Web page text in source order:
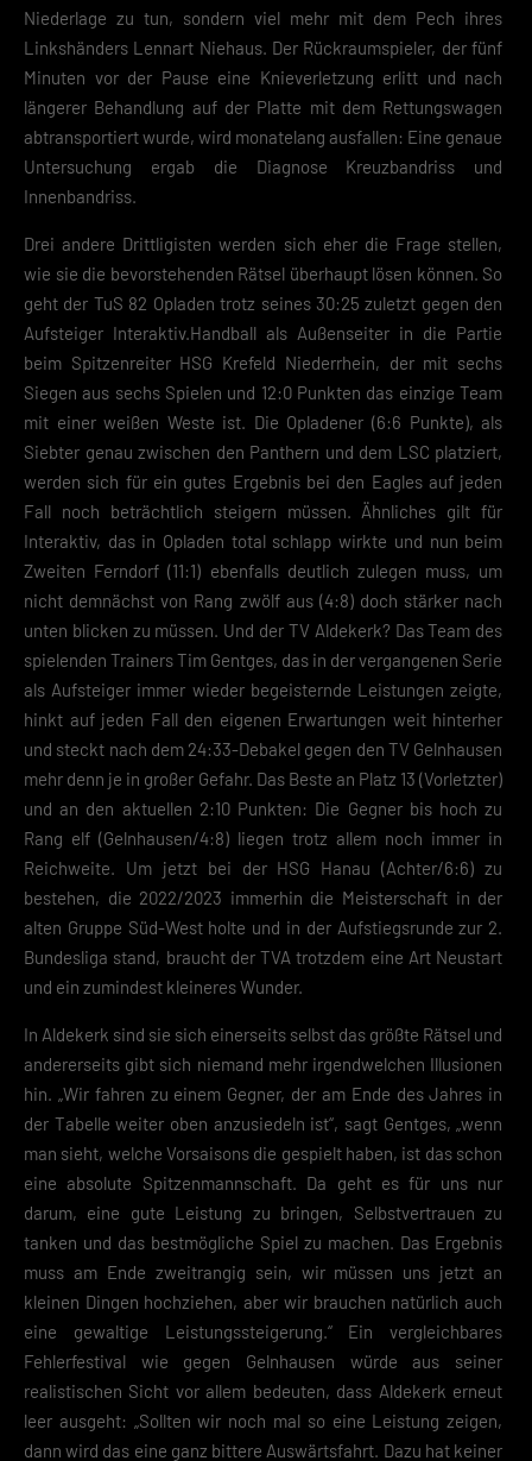
Niederlage zu tun, sondern viel mehr mit dem Pech ihres
Linkshänders Lennart Niehaus. Der Rückraumspieler, der fünf
Minuten vor der Pause eine Knieverletzung erlitt und nach
längerer Behandlung auf der Platte mit dem Rettungswagen
abtransportiert wurde, wird monatelang ausfallen: Eine genaue
Untersuchung ergab die Diagnose Kreuzbandriss und
Innenbandriss.
Drei andere Drittligisten werden sich eher die Frage stellen,
wie sie die bevorstehenden Rätsel überhaupt lösen können. So
geht der TuS 82 Opladen trotz seines 30:25 zuletzt gegen den
Aufsteiger Interaktiv.Handball als Außenseiter in die Partie
beim Spitzenreiter HSG Krefeld Niederrhein, der mit sechs
Siegen aus sechs Spielen und 12:0 Punkten das einzige Team
mit einer weißen Weste ist. Die Opladener (6:6 Punkte), als
Siebter genau zwischen den Panthern und dem LSC platziert,
werden sich für ein gutes Ergebnis bei den Eagles auf jeden
Fall noch beträchtlich steigern müssen. Ähnliches gilt für
Interaktiv, das in Opladen total schlapp wirkte und nun beim
Zweiten Ferndorf (11:1) ebenfalls deutlich zulegen muss, um
nicht demnächst von Rang zwölf aus (4:8) doch stärker nach
unten blicken zu müssen. Und der TV Aldekerk? Das Team des
spielenden Trainers Tim Gentges, das in der vergangenen Serie
als Aufsteiger immer wieder begeisternde Leistungen zeigte,
hinkt auf jeden Fall den eigenen Erwartungen weit hinterher
und steckt nach dem 24:33-Debakel gegen den TV Gelnhausen
mehr denn je in großer Gefahr. Das Beste an Platz 13 (Vorletzter)
und an den aktuellen 2:10 Punkten: Die Gegner bis hoch zu
Rang elf (Gelnhausen/4:8) liegen trotz allem noch immer in
Reichweite. Um jetzt bei der HSG Hanau (Achter/6:6) zu
bestehen, die 2022/2023 immerhin die Meisterschaft in der
alten Gruppe Süd-West holte und in der Aufstiegsrunde zur 2.
Bundesliga stand, braucht der TVA trotzdem eine Art Neustart
und ein zumindest kleineres Wunder.
In Aldekerk sind sie sich einerseits selbst das größte Rätsel und
andererseits gibt sich niemand mehr irgendwelchen Illusionen
hin. „Wir fahren zu einem Gegner, der am Ende des Jahres in
der Tabelle weiter oben anzusiedeln ist“, sagt Gentges, „wenn
man sieht, welche Vorsaisons die gespielt haben, ist das schon
eine absolute Spitzenmannschaft. Da geht es für uns nur
darum, eine gute Leistung zu bringen, Selbstvertrauen zu
tanken und das bestmögliche Spiel zu machen. Das Ergebnis
muss am Ende zweitrangig sein, wir müssen uns jetzt an
kleinen Dingen hochziehen, aber wir brauchen natürlich auch
eine gewaltige Leistungssteigerung.“ Ein vergleichbares
Fehlerfestival wie gegen Gelnhausen würde aus seiner
realistischen Sicht vor allem bedeuten, dass Aldekerk erneut
leer ausgeht: „Sollten wir noch mal so eine Leistung zeigen,
dann wird das eine ganz bittere Auswärtsfahrt. Dazu hat keiner